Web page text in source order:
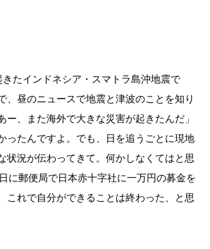
たインドネシア・スマトラ島沖地震で
、昼のニュースで地震と津波のことを知り
ー、また海外で大きな災害が起きたんだ」
ったんですよ。でも、日を追うごとに現地
状況が伝わってきて。何かしなくてはと思
に郵便局で日本赤十字社に一万円の募金を
これで自分ができることは終わった、と思